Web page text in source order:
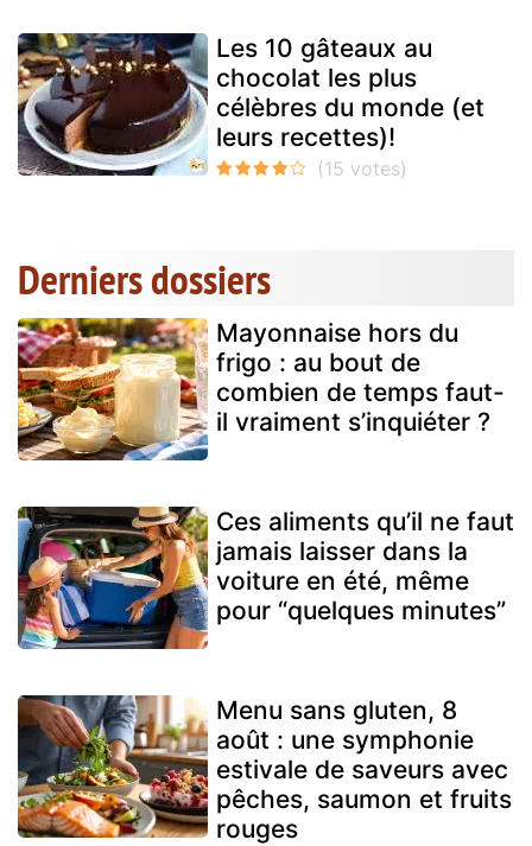
Les 10 gâteaux au
chocolat les plus
célèbres du monde (et
leurs recettes)!
Derniers dossiers
Mayonnaise hors du
frigo : au bout de
combien de temps faut-
il vraiment s’inquiéter ?
Ces aliments qu’il ne faut
jamais laisser dans la
voiture en été, même
pour “quelques minutes”
Menu sans gluten, 8
août : une symphonie
estivale de saveurs avec
pêches, saumon et fruits
rouges